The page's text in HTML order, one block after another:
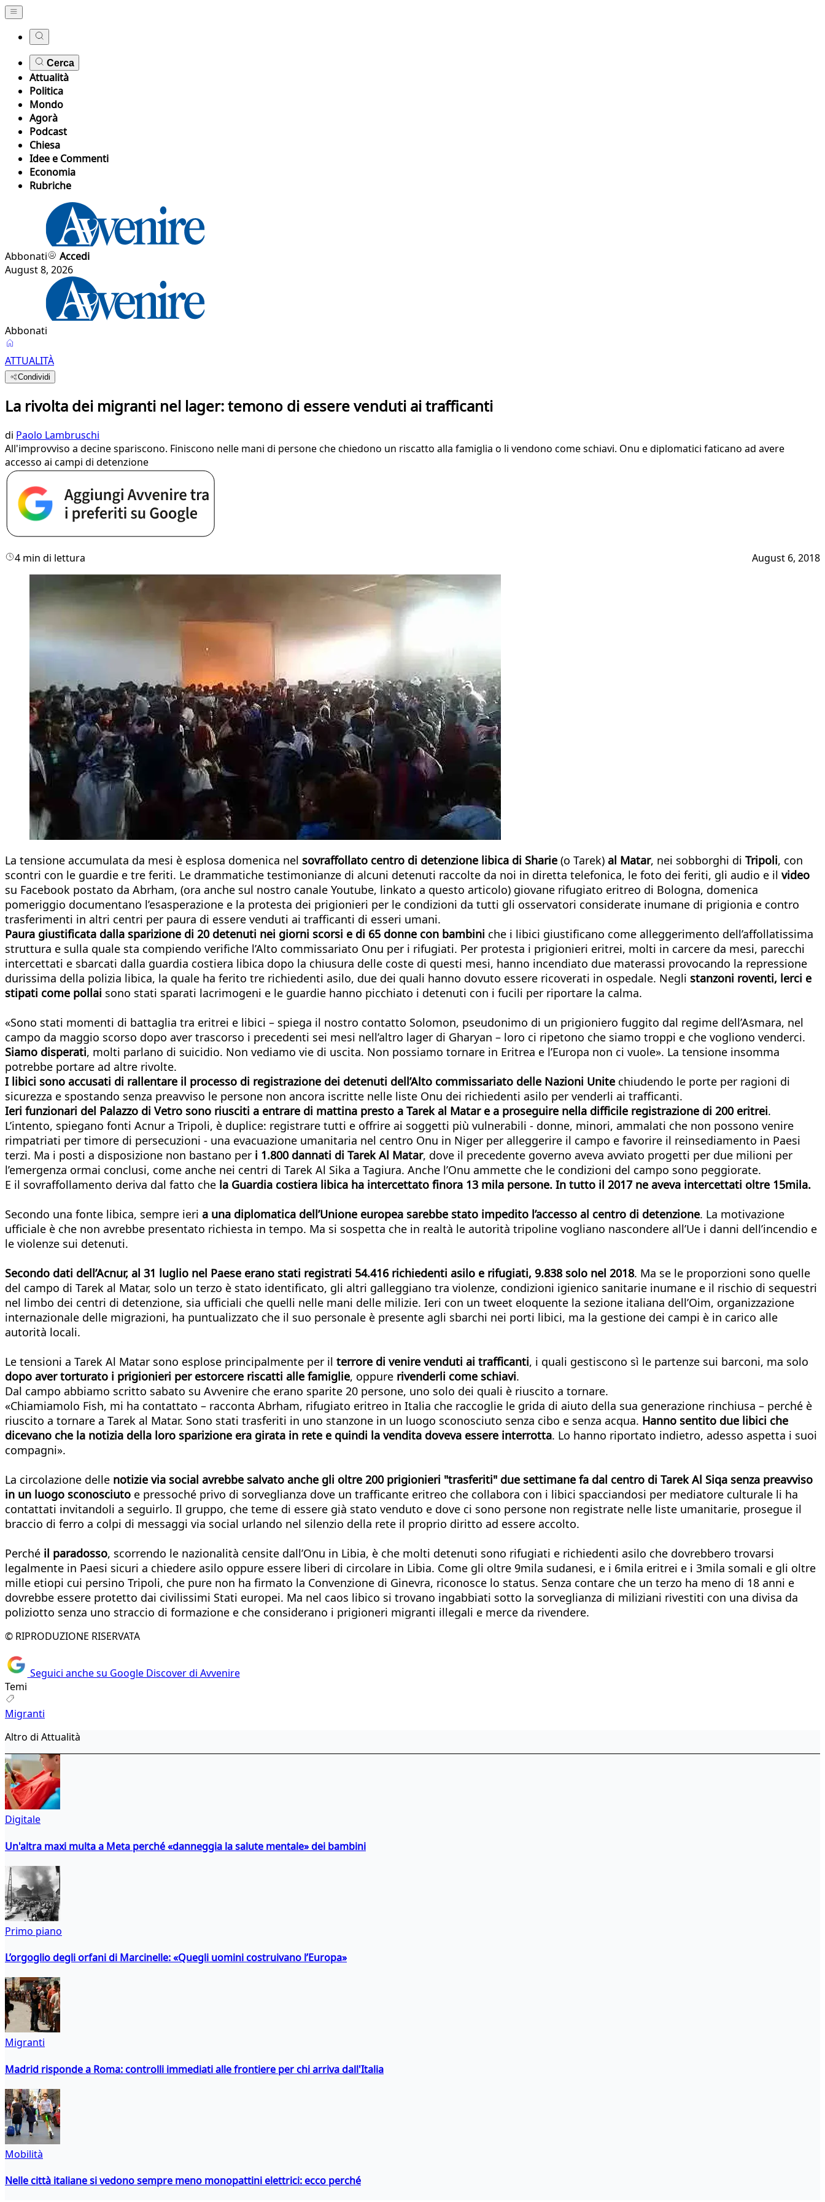
Cerca
Attualità
Politica
Mondo
Agorà
Podcast
Chiesa
Idee e Commenti
Economia
Rubriche
Abbonati
Accedi
August 8, 2026
Abbonati
ATTUALITÀ
Condividi
La rivolta dei migranti nel lager: temono di essere venduti ai trafficanti
di Paolo Lambruschi
All'improvviso a decine spariscono. Finiscono nelle mani di persone che chiedono un riscatto alla famiglia o li vendono come schiavi. Onu e diplomatici faticano ad avere
accesso ai campi di detenzione
4 min di lettura August 6, 2018
La tensione accumulata da mesi è esplosa domenica nel sovraffollato centro di detenzione libica di Sharie (o Tarek) al Matar, nei sobborghi di Tripoli, con
scontri con le guardie e tre feriti. Le drammatiche testimonianze di alcuni detenuti raccolte da noi in diretta telefonica, le foto dei feriti, gli audio e il video
su Facebook postato da Abrham, (ora anche sul nostro canale Youtube, linkato a questo articolo) giovane rifugiato eritreo di Bologna, domenica
pomeriggio documentano l’esasperazione e la protesta dei prigionieri per le condizioni da tutti gli osservatori considerate inumane di prigionia e contro
trasferimenti in altri centri per paura di essere venduti ai trafficanti di esseri umani.
Paura giustificata dalla sparizione di 20 detenuti nei giorni scorsi e di 65 donne con bambini che i libici giustificano come alleggerimento dell’affollatissima
struttura e sulla quale sta compiendo verifiche l’Alto commissariato Onu per i rifugiati. Per protesta i prigionieri eritrei, molti in carcere da mesi, parecchi
intercettati e sbarcati dalla guardia costiera libica dopo la chiusura delle coste di questi mesi, hanno incendiato due materassi provocando la repressione
durissima della polizia libica, la quale ha ferito tre richiedenti asilo, due dei quali hanno dovuto essere ricoverati in ospedale. Negli stanzoni roventi, lerci e
stipati come pollai sono stati sparati lacrimogeni e le guardie hanno picchiato i detenuti con i fucili per riportare la calma.
«Sono stati momenti di battaglia tra eritrei e libici – spiega il nostro contatto Solomon, pseudonimo di un prigioniero fuggito dal regime dell’Asmara, nel
campo da maggio scorso dopo aver trascorso i precedenti sei mesi nell’altro lager di Gharyan – loro ci ripetono che siamo troppi e che vogliono venderci.
Siamo disperati, molti parlano di suicidio. Non vediamo vie di uscita. Non possiamo tornare in Eritrea e l’Europa non ci vuole». La tensione insomma
potrebbe portare ad altre rivolte.
I libici sono accusati di rallentare il processo di registrazione dei detenuti dell’Alto commissariato delle Nazioni Unite chiudendo le porte per ragioni di
sicurezza e spostando senza preavviso le persone non ancora iscritte nelle liste Onu dei richiedenti asilo per venderli ai trafficanti.
Ieri funzionari del Palazzo di Vetro sono riusciti a entrare di mattina presto a Tarek al Matar e a proseguire nella difficile registrazione di 200 eritrei.
L’intento, spiegano fonti Acnur a Tripoli, è duplice: registrare tutti e offrire ai soggetti più vulnerabili - donne, minori, ammalati che non possono venire
rimpatriati per timore di persecuzioni - una evacuazione umanitaria nel centro Onu in Niger per alleggerire il campo e favorire il reinsediamento in Paesi
terzi. Ma i posti a disposizione non bastano per i 1.800 dannati di Tarek Al Matar, dove il precedente governo aveva avviato progetti per due milioni per
l’emergenza ormai conclusi, come anche nei centri di Tarek Al Sika a Tagiura. Anche l’Onu ammette che le condizioni del campo sono peggiorate.
E il sovraffollamento deriva dal fatto che la Guardia costiera libica ha intercettato finora 13 mila persone. In tutto il 2017 ne aveva intercettati oltre 15mila.
Secondo una fonte libica, sempre ieri a una diplomatica dell’Unione europea sarebbe stato impedito l’accesso al centro di detenzione. La motivazione
ufficiale è che non avrebbe presentato richiesta in tempo. Ma si sospetta che in realtà le autorità tripoline vogliano nascondere all’Ue i danni dell’incendio e
le violenze sui detenuti.
Secondo dati dell’Acnur, al 31 luglio nel Paese erano stati registrati 54.416 richiedenti asilo e rifugiati, 9.838 solo nel 2018. Ma se le proporzioni sono quelle
del campo di Tarek al Matar, solo un terzo è stato identificato, gli altri galleggiano tra violenze, condizioni igienico sanitarie inumane e il rischio di sequestri
nel limbo dei centri di detenzione, sia ufficiali che quelli nelle mani delle milizie. Ieri con un tweet eloquente la sezione italiana dell’Oim, organizzazione
internazionale delle migrazioni, ha puntualizzato che il suo personale è presente agli sbarchi nei porti libici, ma la gestione dei campi è in carico alle
autorità locali.
Le tensioni a Tarek Al Matar sono esplose principalmente per il terrore di venire venduti ai trafficanti, i quali gestiscono sì le partenze sui barconi, ma solo
dopo aver torturato i prigionieri per estorcere riscatti alle famiglie, oppure rivenderli come schiavi.
Dal campo abbiamo scritto sabato su Avvenire che erano sparite 20 persone, uno solo dei quali è riuscito a tornare.
«Chiamiamolo Fish, mi ha contattato – racconta Abrham, rifugiato eritreo in Italia che raccoglie le grida di aiuto della sua generazione rinchiusa – perché è
riuscito a tornare a Tarek al Matar. Sono stati trasferiti in uno stanzone in un luogo sconosciuto senza cibo e senza acqua. Hanno sentito due libici che
dicevano che la notizia della loro sparizione era girata in rete e quindi la vendita doveva essere interrotta. Lo hanno riportato indietro, adesso aspetta i suoi
compagni».
La circolazione delle notizie via social avrebbe salvato anche gli oltre 200 prigionieri "trasferiti" due settimane fa dal centro di Tarek Al Siqa senza preavviso
in un luogo sconosciuto e pressoché privo di sorveglianza dove un trafficante eritreo che collabora con i libici spacciandosi per mediatore culturale li ha
contattati invitandoli a seguirlo. Il gruppo, che teme di essere già stato venduto e dove ci sono persone non registrate nelle liste umanitarie, prosegue il
braccio di ferro a colpi di messaggi via social urlando nel silenzio della rete il proprio diritto ad essere accolto.
Perché il paradosso, scorrendo le nazionalità censite dall’Onu in Libia, è che molti detenuti sono rifugiati e richiedenti asilo che dovrebbero trovarsi
legalmente in Paesi sicuri a chiedere asilo oppure essere liberi di circolare in Libia. Come gli oltre 9mila sudanesi, e i 6mila eritrei e i 3mila somali e gli oltre
mille etiopi cui persino Tripoli, che pure non ha firmato la Convenzione di Ginevra, riconosce lo status. Senza contare che un terzo ha meno di 18 anni e
dovrebbe essere protetto dai civilissimi Stati europei. Ma nel caos libico si trovano ingabbiati sotto la sorveglianza di miliziani rivestiti con una divisa da
poliziotto senza uno straccio di formazione e che considerano i prigioneri migranti illegali e merce da rivendere.
© RIPRODUZIONE RISERVATA
Seguici anche su Google Discover di Avvenire
Temi
Migranti
Altro di Attualità
Digitale
Un'altra maxi multa a Meta perché «danneggia la salute mentale» dei bambini
Primo piano
L’orgoglio degli orfani di Marcinelle: «Quegli uomini costruivano l’Europa»
Migranti
Madrid risponde a Roma: controlli immediati alle frontiere per chi arriva dall'Italia
Mobilità
Nelle città italiane si vedono sempre meno monopattini elettrici: ecco perché